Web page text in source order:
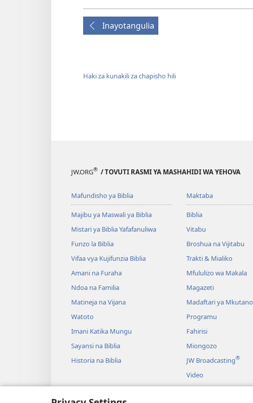
Inayotangulia
Haki za kunakili za chapisho hili
JW.ORG® / TOVUTI RASMI YA MASHAHIDI WA YEHOVA
Mafundisho ya Biblia
Majibu ya Maswali ya Biblia
Mistari ya Biblia Yafafanuliwa
Funzo la Biblia
Vifaa vya Kujifunzia Biblia
Amani na Furaha
Ndoa na Familia
Matineja na Vijana
Watoto
Imani Katika Mungu
Sayansi na Biblia
Historia na Biblia
Maktaba
Biblia
Vitabu
Broshua na Vijitabu
Trakti & Mialiko
Mfululizo wa Makala
Magazeti
Madaftari ya Mkutano
Programu
Fahirisi
Miongozo
JW Broadcasting®
Video
Muziki